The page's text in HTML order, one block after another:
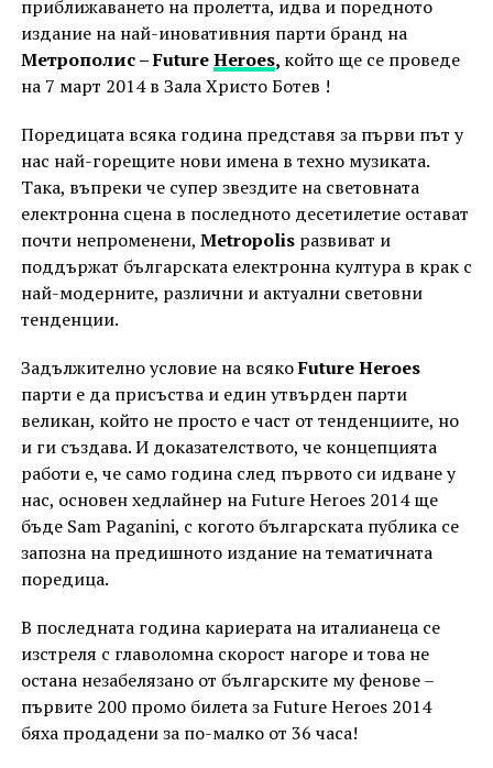
приближаването на пролетта, идва и поредното
издание на най-иновативния парти бранд на
Метрополис – FutureHeroes, който ще се проведе
на 7 март 2014 в Зала Христо Ботев !
Поредицата всяка година представя за първи път у
нас най-горещите нови имена в техно музиката.
Така, въпреки че супер звездите на световната
електронна сцена в последното десетилетие остават
почти непроменени, Metropolisразвиват и
поддържат българската електронна култура в крак с
най-модерните, различни и актуални световни
тенденции.
Задължително условие на всякоFuture Heroes
парти е да присъства и един утвърден парти
великан, който не просто е част от тенденциите, но
и ги създава. И доказателството, че концепцията
работи е, че само година след първото си идване у
нас, основен хедлайнер на Future Heroes 2014 ще
бъде Sam Paganini, с когото българската публика се
запозна на предишното издание на тематичната
поредица.
В последната година кариерата на италианеца се
изстреля с главоломна скорост нагоре и това не
остана незабелязано от българските му фенове –
първите 200 промо билета за Future Heroes 2014
бяха продадени за по-малко от 36 часа!